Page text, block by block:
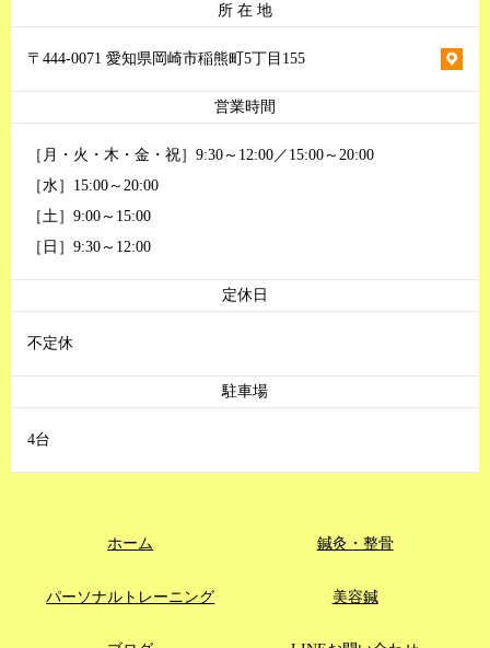
所 在 地
〒444-0071 愛知県岡崎市稲熊町5丁目155
営業時間
［月・火・木・金・祝］9:30～12:00／15:00～20:00
［水］15:00～20:00
［土］9:00～15:00
［日］9:30～12:00
定休日
不定休
駐車場
4台
ホーム 鍼灸・整骨
パーソナルトレーニング 美容鍼